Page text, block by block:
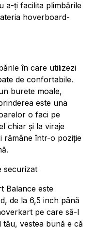
a-ți facilita plimbările
hoverboard-
în care utilizezi
de confortabile.
burete moale,
este una
o faci pe
chiar și la viraje
rămâne într-o poziție
securizat
Balance este
de la 6,5 inch până
pe care să-l
vestea bună e că